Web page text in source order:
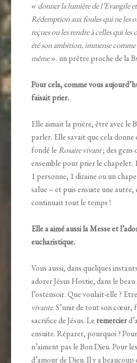
« donner la lumière de l’Evangile
Rédemption aux foules qui ne les
reçues ou les rendre à celles qui
été son ambition, immense
même». un prêtre proche de la
Pour cela, comme vous
faisait prier.
Elle aimait la prière, être avec le
parler. Elle savait que cela donne
fondé leRosaire vivant; des gens
ensemble pour prier le chapelet.
1 personne, 1 dizaine ou un
salue – et puis ensuite une
continuait tout le temps !
Elle a aimé aussi la Messe et
eucharistique.
Vous aussi, dans quelques
adorer Jésus Hostie, dans le
l’ostensoir. Que voulait-elle ?
vivante. S’unir de tout son cœur,
sacrifice de Jésus. Le remercier
ensuite. Réparer, pourquoi ?
n’aiment pas le Bon Dieu. Pour
d’amour de Dieu. Il y a